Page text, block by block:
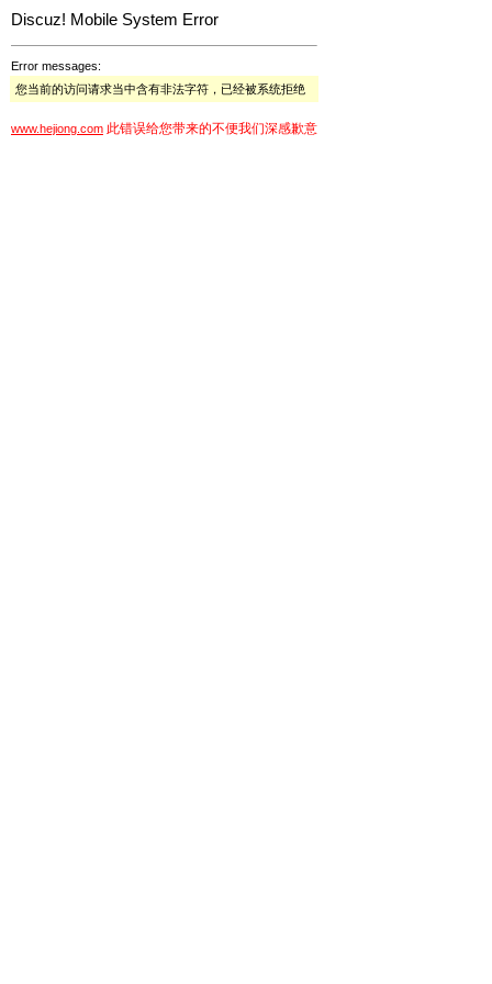
Discuz! Mobile System Error
Error messages:
您当前的访问请求当中含有非法字符，已经被系统拒绝
www.hejiong.com 此错误给您带来的不便我们深感歉意